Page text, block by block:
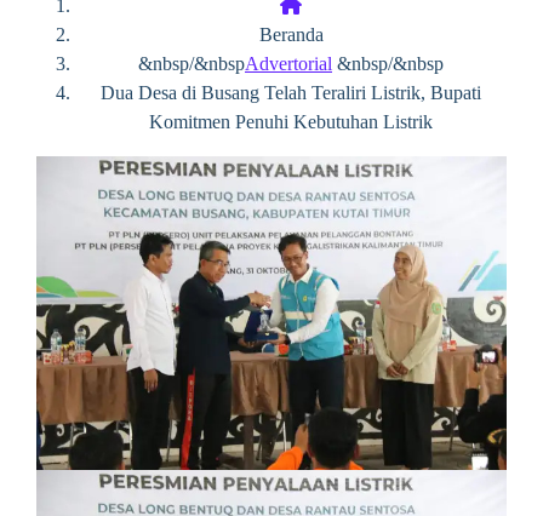
Beranda
&nbsp/&nbspAdvertorial &nbsp/&nbsp
Dua Desa di Busang Telah Teraliri Listrik, Bupati
Komitmen Penuhi Kebutuhan Listrik